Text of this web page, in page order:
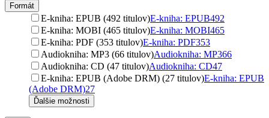
Formát
E-kniha: EPUB (492 titulov)E-kniha: EPUB492
E-kniha: MOBI (465 titulov)E-kniha: MOBI465
E-kniha: PDF (353 titulov)E-kniha: PDF353
Audiokniha: MP3 (66 titulov)Audiokniha: MP366
Audiokniha: CD (47 titulov)Audiokniha: CD47
E-kniha: EPUB (Adobe DRM) (27 titulov)E-kniha: EPUB
(Adobe DRM)27
Ďalšie možnosti